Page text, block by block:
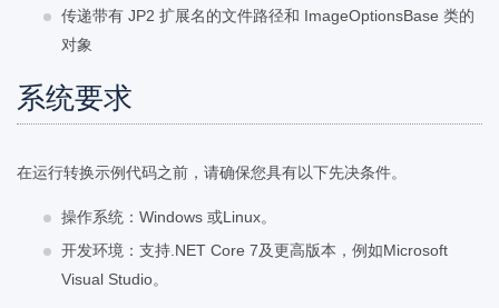
传递带有 JP2 扩展名的文件路径和 ImageOptionsBase 类的
对象
系统要求
在运行转换示例代码之前，请确保您具有以下先决条件。
操作系统：Windows 或Linux。
开发环境：支持.NET Core 7及更高版本，例如Microsoft
Visual Studio。